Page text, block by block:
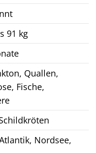
91 kg
Quallen,
Fische,
Nordsee,